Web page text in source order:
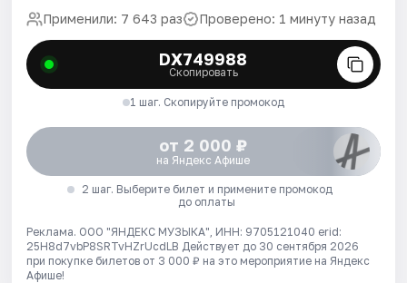
Применили: 7 643 раз Проверено: 1 минуту назад
DX749988
Скопировать
1 шаг. Скопируйте промокод
от 2 000 ₽
на Яндекс Афише
2 шаг. Выберите билет и примените промокод
до оплаты
Реклама. ООО "ЯНДЕКС МУЗЫКА", ИНН: 9705121040 erid:
25H8d7vbP8SRTvHZrUcdLB Действует до 30 сентября 2026
при покупке билетов от 3 000 ₽ на это мероприятие на Яндекс
Афише!